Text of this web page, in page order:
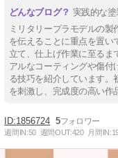
実践的な
ミリタリープラモデルの
を伝えることに重点を置い
立て、仕上げ作業に至るま
アルなコーティングや傷付
る技巧を紹介しています。
を刺激し、完成度の高い作
1856724 5
週間IN:50 週間OUT:420 月間IN: